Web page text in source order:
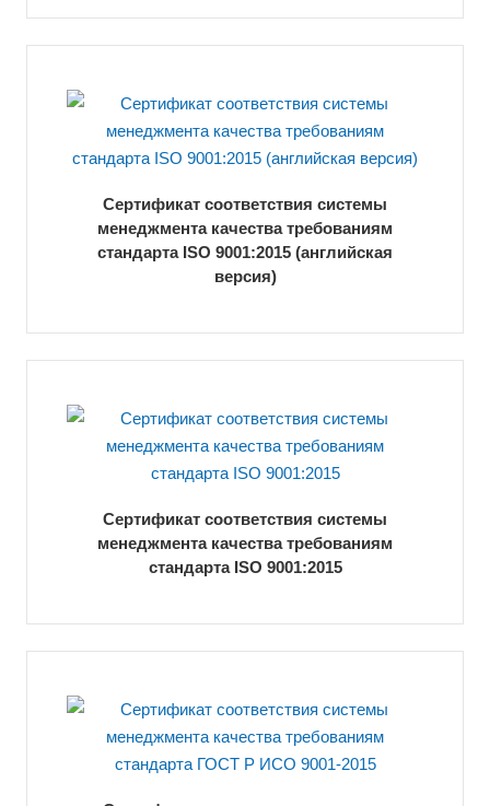
Сертификат соответствия системы
менеджмента качества требованиям
стандарта ISO 9001:2015 (английская
версия)
Сертификат соответствия системы
менеджмента качества требованиям
стандарта ISO 9001:2015